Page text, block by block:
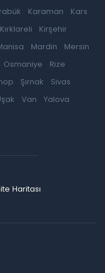
Karaman
Kars
Kırklareli
Kırşehir
Mardin
Mersin
Osmaniye
Rize
Şırnak
Sivas
Van
Yalova
Haritası